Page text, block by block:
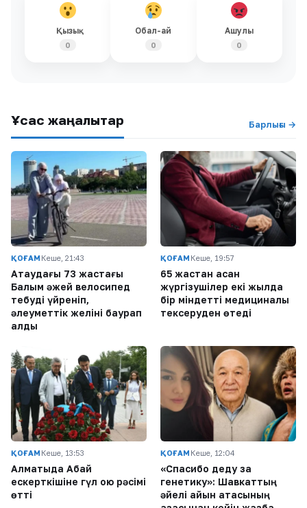
Қызық
0
Обал-ай
0
Ашулы
0
Ұқсас жаңалықтар Барлығы →
ҚОҒАМ Кеше, 21:43
Ақтаудағы 73 жастағы
Балым әжей велосипед
тебуді үйреніп,
әлеуметтік желіні баурап
алды
ҚОҒАМ Кеше, 19:57
65 жастан асқан
жүргізушілер екі жылда
бір міндетті медициналық
тексеруден өтеді
ҚОҒАМ Кеше, 13:53
Алматыда Абай
ескерткішіне гүл қою рәсімі
өтті
ҚОҒАМ Кеше, 12:04
«Спасибо деду за
генетику»: Шавкаттың
әйелі қайын атасының